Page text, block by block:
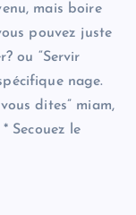
mais boire
pouvez juste
ou “Servir
nage.
dites” miam,
Secouez le